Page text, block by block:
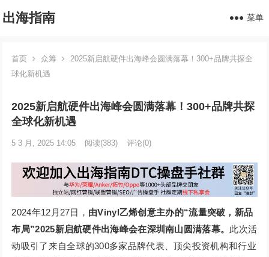
出海指南 菜单
首页 众筹
2025新启航硬件出海峰会圆满落幕！300+品牌共探全
球化新机遇
2025新启航硬件出海峰会圆满落幕！300+品牌共探
全球化新机遇
5 3 月, 2025 14:05 阅读(383) 评论(0)
2024年12月27日， 由Vinyl乙烯创意主办的“流量突破，新品
布局”2025新启航硬件出海峰会在深圳南山圆满落幕。 此次活
动吸引了来自全球的300多家品牌代表、顶尖投资机构和行业